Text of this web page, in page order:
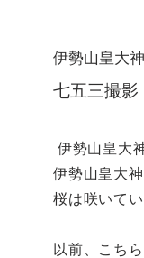
伊勢山皇大
​七五三撮影​
伊勢山皇大
伊勢山皇大
桜は咲いて
以前、こち